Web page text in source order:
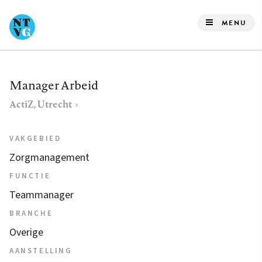
naar
de
gaan
MENU
Manager Arbeid
ActiZ, Utrecht
VAKGEBIED
Zorgmanagement
FUNCTIE
Teammanager
BRANCHE
Overige
AANSTELLING